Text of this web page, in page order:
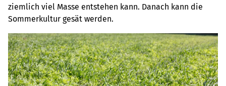
ziemlich viel Masse entstehen kann. Danach kann die
Sommerkultur gesät werden.